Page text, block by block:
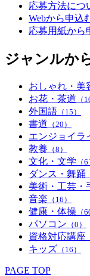
応募方法につ
Webから申込
応募用紙から
ジャンルか
おしゃれ・美
お花・茶道 （
外国語 （15）
書道 （20）
エンジョイラ
教養 （8）
文化・文学 （6
ダンス・舞踊
美術・工芸・
音楽 （16）
健康・体操 （
パソコン （0）
資格対応講座
キッズ （16）
PAGE TOP